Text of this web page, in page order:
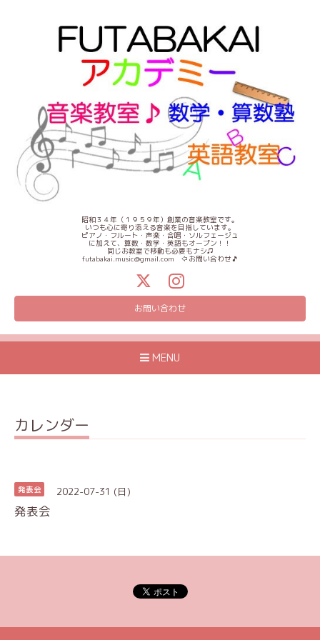
昭和３４年（１９５９年）創業の音楽教室です。
いつも心に寄り添える音楽を目指しています。
ピアノ・フルート・声楽・合唱・ソルフェージュ
に加えて、算数・数学・英語もオープン！！
同じお教室で移動も必要もナシ♫
futabakai.music@gmail.com ⇦お問い合わせ🎵
お問い合わせ
MENU
カレンダー
発表会 2022-07-31 (日)
発表会